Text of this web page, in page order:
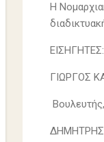
H
ΕΙΣΗΓΗΤΕΣ:
ΓΙΩΡΓΟΣ